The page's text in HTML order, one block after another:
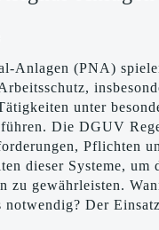
Anlagen (PNA)
unter
Die DGUV
Pflichten
dieser Systeme, um
zu gewährleisten.
notwendig? Der